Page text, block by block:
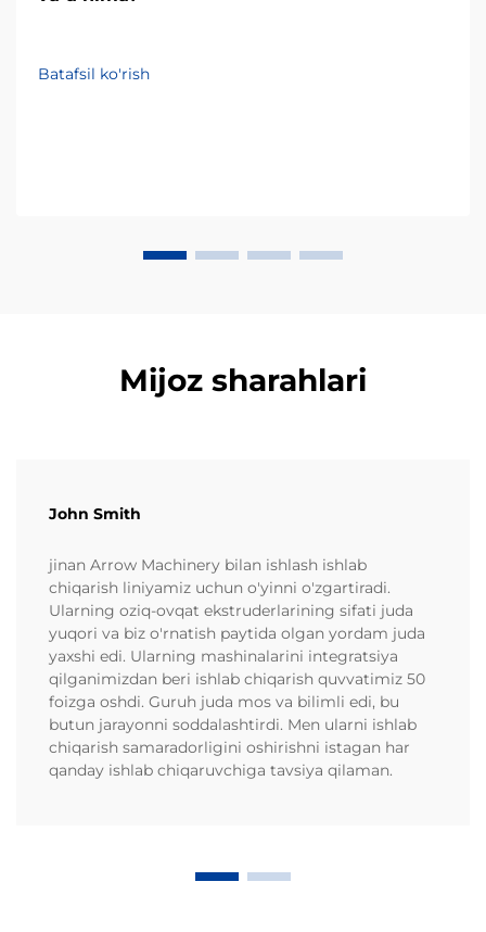
Batafsil ko'rish
Mijoz sharahlari
John Smith
jinan Arrow Machinery bilan ishlash ishlab
chiqarish liniyamiz uchun o'yinni o'zgartiradi.
Ularning oziq-ovqat ekstruderlarining sifati juda
yuqori va biz o'rnatish paytida olgan yordam juda
yaxshi edi. Ularning mashinalarini integratsiya
qilganimizdan beri ishlab chiqarish quvvatimiz 50
foizga oshdi. Guruh juda mos va bilimli edi, bu
butun jarayonni soddalashtirdi. Men ularni ishlab
chiqarish samaradorligini oshirishni istagan har
qanday ishlab chiqaruvchiga tavsiya qilaman.